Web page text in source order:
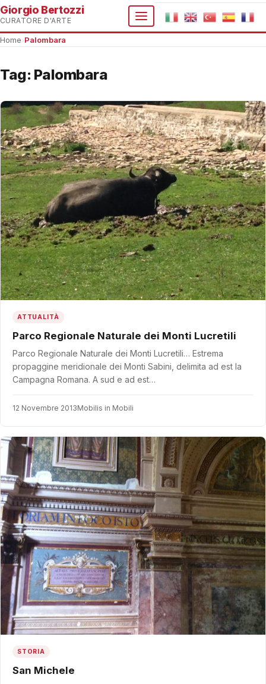
Giorgio Bertozzi
CURATORE D'ARTE
Home Palombara
Tag: Palombara
ATTUALITÀ
Parco Regionale Naturale dei Monti Lucretili
Parco Regionale Naturale dei Monti Lucretili… Estrema
propaggine meridionale dei Monti Sabini, delimita ad est la
Campagna Romana. A sud e ad est…
12 Novembre 2013Mobilis in Mobili
STORIA
San Michele